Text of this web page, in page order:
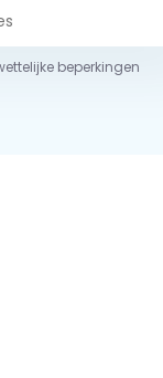
beperkingen